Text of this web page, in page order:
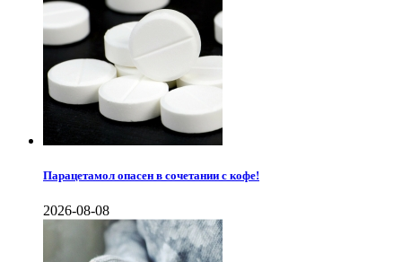
Парацетамол опасен в сочетании с кофе!
2026-08-08